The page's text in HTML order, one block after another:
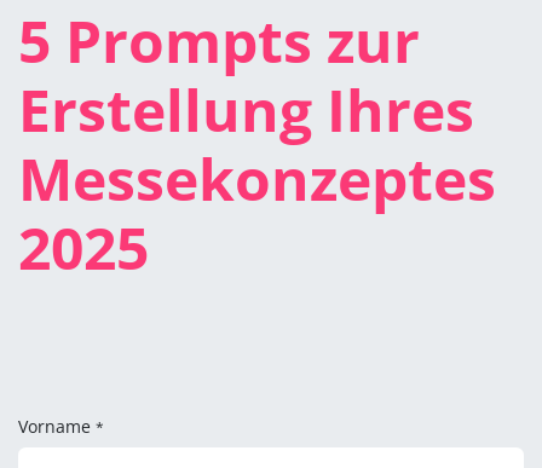
5 Prompts zur
Erstellung Ihres
Messekonzeptes
2025
Vorname *